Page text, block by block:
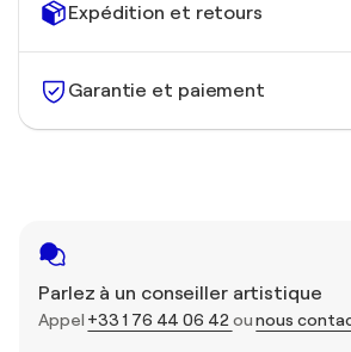
Expédition et retours
Garantie et paiement
Parlez à un conseiller artistique
Appel +33 1 76 44 06 42 ounous